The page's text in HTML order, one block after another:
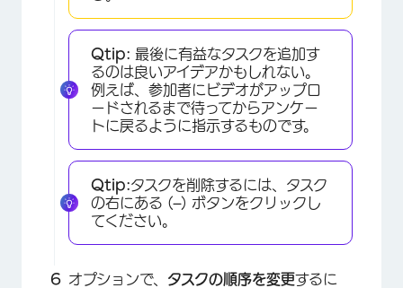
Qtip: 最後に有益なタスクを追加す
るのは良いアイデアかもしれない。
例えば、参加者にビデオがアップロ
ードされるまで待ってからアンケー
トに戻るように指示するものです。
Qtip:タスクを削除するには、タスク
の右にある (–) ボタンをクリックし
てください。
オプションで、 タスクの順序を変更するに